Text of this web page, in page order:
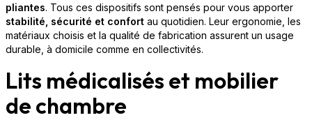
pliantes. Tous ces dispositifs sont pensés pour vous apporter
stabilité, sécurité et confort au quotidien. Leur ergonomie, les
matériaux choisis et la qualité de fabrication assurent un usage
durable, à domicile comme en collectivités.
Lits médicalisés et mobilier
de chambre